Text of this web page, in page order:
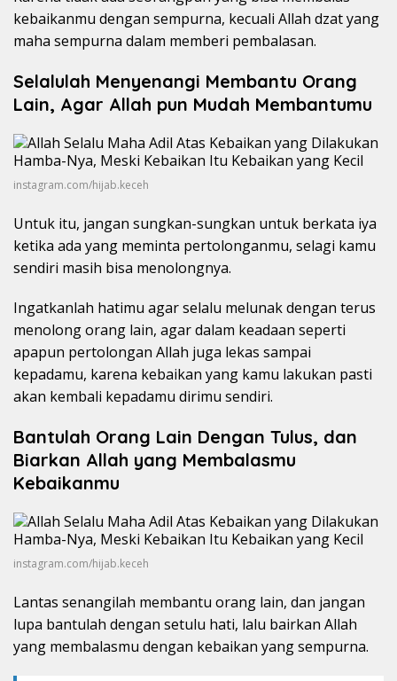
kebaikanmu dengan sempurna, kecuali Allah dzat yang
maha sempurna dalam memberi pembalasan.
Selalulah Menyenangi Membantu Orang
Lain, Agar Allah pun Mudah Membantumu
instagram.com/hijab.keceh
Untuk itu, jangan sungkan-sungkan untuk berkata iya
ketika ada yang meminta pertolonganmu, selagi kamu
sendiri masih bisa menolongnya.
Ingatkanlah hatimu agar selalu melunak dengan terus
menolong orang lain, agar dalam keadaan seperti
apapun pertolongan Allah juga lekas sampai
kepadamu, karena kebaikan yang kamu lakukan pasti
akan kembali kepadamu dirimu sendiri.
Bantulah Orang Lain Dengan Tulus, dan
Biarkan Allah yang Membalasmu
Kebaikanmu
instagram.com/hijab.keceh
Lantas senangilah membantu orang lain, dan jangan
lupa bantulah dengan setulu hati, lalu bairkan Allah
yang membalasmu dengan kebaikan yang sempurna.